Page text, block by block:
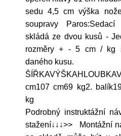
sedu 4,5 cm výška
soupravy
skládá ze dvou kusů -
rozměry + - 5 cm / kg
daného kusu.
cm107 cm69 kg2.
kg
Podrobný instruktážní
stažení↓↓↓>> Montážní